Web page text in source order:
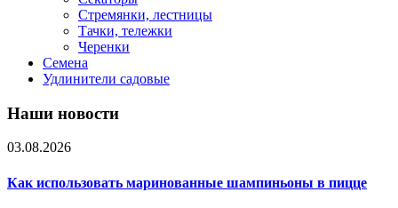
Стремянки, лестницы
Тачки, тележки
Черенки
Семена
Удлинители садовые
Наши новости
03.08.2026
Как использовать маринованные шампиньоны в пицце